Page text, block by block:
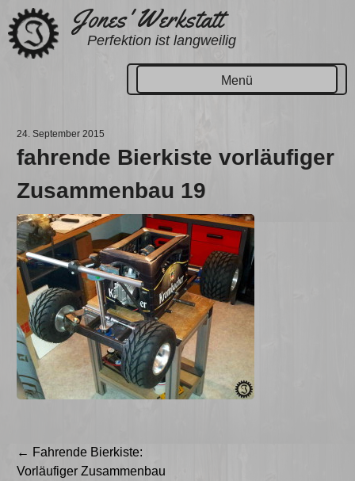
Zum
Inhalt
springen
Jones' Werkstatt
Perfektion ist langweilig
Menü
24. September 2015
fahrende Bierkiste vorläufiger
Zusammenbau 19
Beitragsnavigation
← Fahrende Bierkiste:
Vorläufiger Zusammenbau